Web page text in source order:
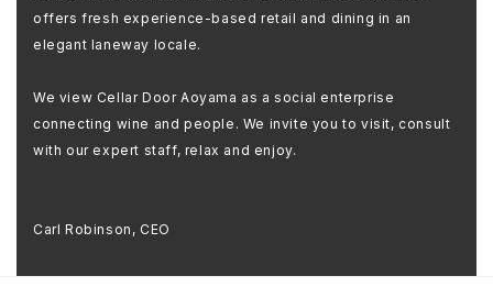
offers fresh experience-based retail and dining in an
elegant laneway locale.
We view Cellar Door Aoyama as a social enterprise
connecting wine and people. We invite you to visit, consult
with our expert staff, relax and enjoy.
Carl Robinson, CEO